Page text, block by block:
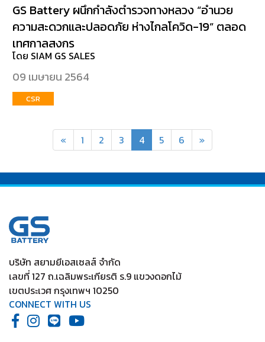
GS Battery ผนึกกำลังตำรวจทางหลวง “อำนวย
ความสะดวกและปลอดภัย ห่างไกลโควิด-19” ตลอด
เทศกาลสงกร
โดย SIAM GS SALES
09 เมษายน 2564
CSR
« 1 2 3 4 5 6 »
บริษัท สยามยีเอสเซลส์ จำกัด
เลขที่ 127 ถ.เฉลิมพระเกียรติ ร.9 แขวงดอกไม้
เขตประเวศ กรุงเทพฯ 10250
CONNECT WITH US